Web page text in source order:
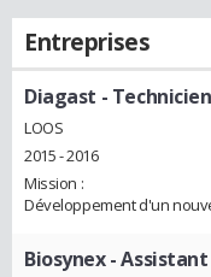
Entreprises
Diagast -
LOOS
2015 - 2016
Mission :
Développement d'un
Biosynex- Assistant